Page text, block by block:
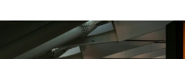
ー空港｜両替所の設置場所